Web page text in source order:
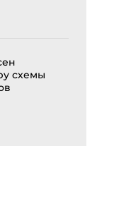
схемы